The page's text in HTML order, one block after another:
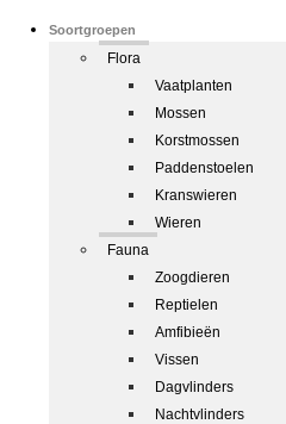
Soortgroepen
Flora
Vaatplanten
Mossen
Korstmossen
Paddenstoelen
Kranswieren
Wieren
Fauna
Zoogdieren
Reptielen
Amfibieën
Vissen
Dagvlinders
Nachtvlinders